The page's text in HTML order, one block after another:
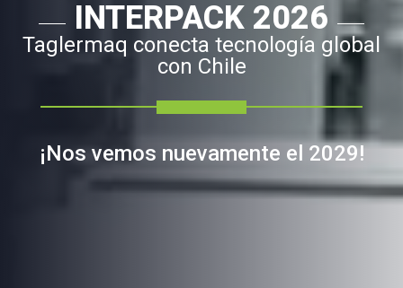
INTERPACK 2026
Taglermaq conecta tecnología global
con Chile
¡Nos vemos nuevamente el 2029!